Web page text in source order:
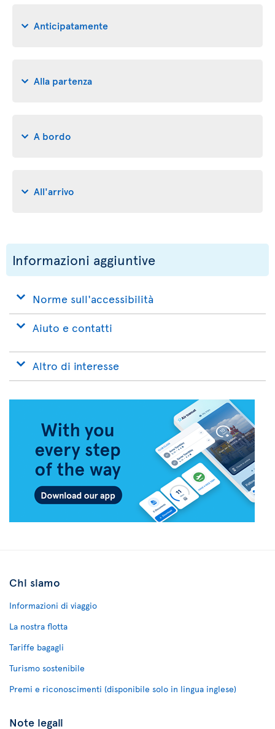
Anticipatamente
Alla partenza
A bordo
All'arrivo
Informazioni aggiuntive
Norme sull'accessibilità
Aiuto e contatti
Altro di interesse
Chi siamo
Informazioni di viaggio
La nostra flotta
Tariffe bagagli
Turismo sostenibile
Premi e riconoscimenti (disponibile solo in lingua inglese)
Note legali